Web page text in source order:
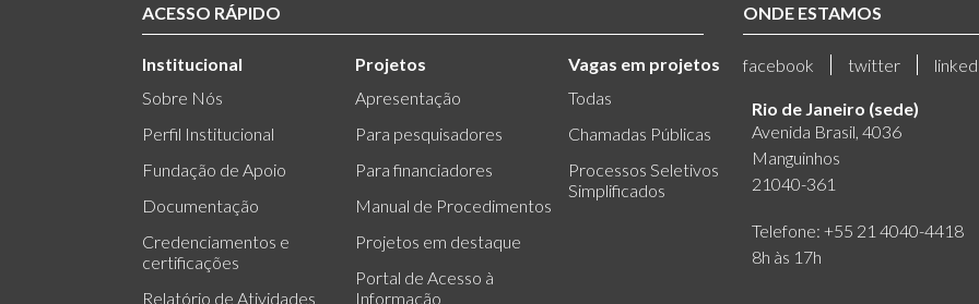
ACESSO RÁPIDO
Institucional
Sobre Nós
Perfil Institucional
Fundação de Apoio
Documentação
Credenciamentos e
certificações
Relatório de Atividades
Projetos
Apresentação
Para pesquisadores
Para financiadores
Manual de Procedimentos
Projetos em destaque
Portal de Acesso à
Informação
Vagas em projetos
Todas
Chamadas Públicas
Processos Seletivos
Simplificados
ONDE ESTAMOS
facebook twitter
Rio de Janeiro (sede)
Avenida Brasil, 4036
Manguinhos
21040-361
Telefone: +55 21 4040-4418
8h às 17h